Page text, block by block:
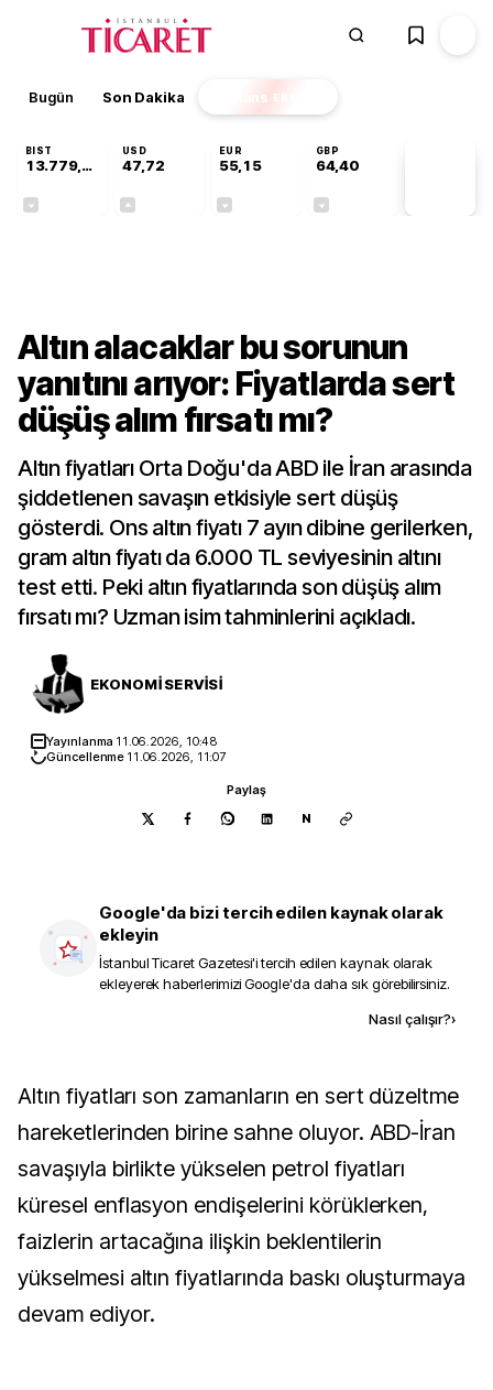
Bugün Son Dakika Finans EKSTRA
BIST
13.779,39
USD
47,72
EUR
55,15
GBP
64,40
Altın alacaklar bu sorunun
yanıtını arıyor: Fiyatlarda sert
düşüş alım fırsatı mı?
Altın fiyatları Orta Doğu'da ABD ile İran arasında
şiddetlenen savaşın etkisiyle sert düşüş
gösterdi. Ons altın fiyatı 7 ayın dibine gerilerken,
gram altın fiyatı da 6.000 TL seviyesinin altını
test etti. Peki altın fiyatlarında son düşüş alım
fırsatı mı? Uzman isim tahminlerini açıkladı.
EKONOMİ SERVİSİ
Yayınlanma 11.06.2026, 10:48
Güncellenme 11.06.2026, 11:07
Paylaş
N
Google'da bizi tercih edilen kaynak olarak
ekleyin
İstanbul Ticaret Gazetesi'i tercih edilen kaynak olarak
ekleyerek haberlerimizi Google'da daha sık görebilirsiniz.
Nasıl çalışır?›
Altın fiyatları son zamanların en sert düzeltme
hareketlerinden birine sahne oluyor. ABD-İran
savaşıyla birlikte yükselen petrol fiyatları
küresel enflasyon endişelerini körüklerken,
faizlerin artacağına ilişkin beklentilerin
yükselmesi altın fiyatlarında baskı oluşturmaya
devam ediyor.